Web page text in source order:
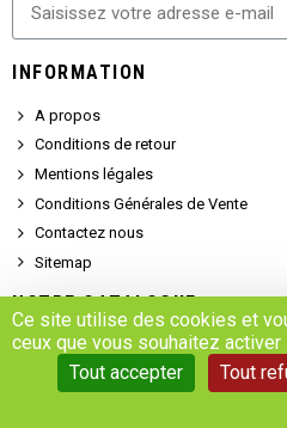
INFORMATION
A propos
Conditions de retour
Mentions légales
Conditions Générales de Vente
Contactez nous
Sitemap
NOTRE CATALOGUE
Promotions
Nouveaux produits
Ce site utilise des cookies et
ceux que vous souhaitez activer
Tout accepter
Tout